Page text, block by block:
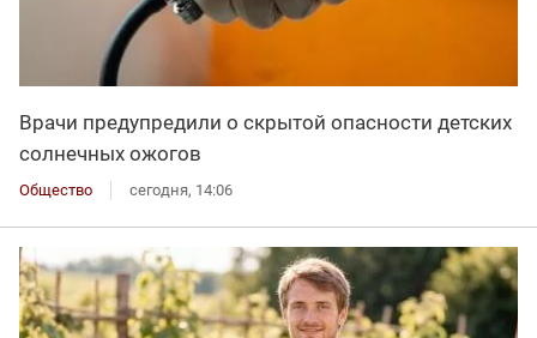
Врачи предупредили о скрытой опасности детских
солнечных ожогов
Общество сегодня, 14:06